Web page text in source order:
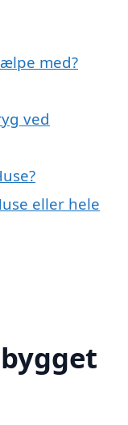
med?
ved
eller hele